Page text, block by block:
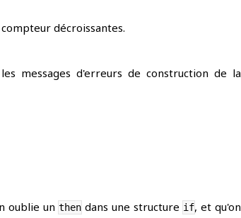
décroissantes.
messages d'erreurs de construction de la
oublie un thendans une structure if, et qu'on